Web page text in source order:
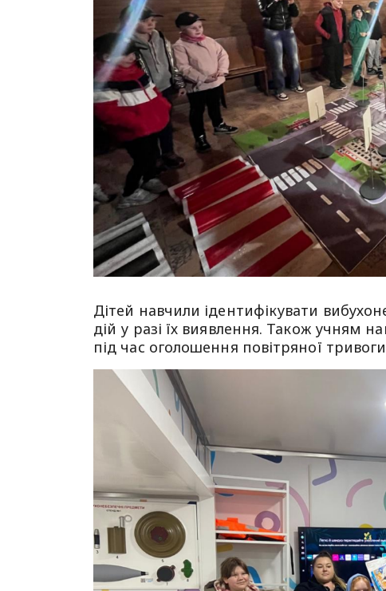
Дітей навчили ідентифікувати
дій у разі їх виявлення. Також учням
під час оголошення повітряної